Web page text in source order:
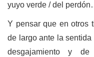
yuyo verde / del
Y pensar que en otros
de largo ante la
desgajamiento y